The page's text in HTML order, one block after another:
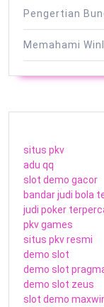
Pengertian
Memahami
situs pkv
adu qq
slot demo gacor
bandar judi bola
judi poker
pkv games
situs pkv resmi
demo slot
demo slot
demo slot zeus
slot demo